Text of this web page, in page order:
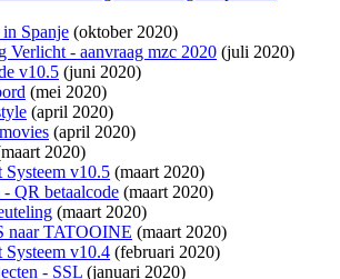
Spanje (oktober 2020)
Verlicht - aanvraag mzc 2020 (juli 2020)
v10.5 (juni 2020)
(mei 2020)
(april 2020)
(april 2020)
2020)
Systeem v10.5 (maart 2020)
QR betaalcode (maart 2020)
(maart 2020)
naar TATOOINE (maart 2020)
Systeem v10.4 (februari 2020)
- SSL (januari 2020)